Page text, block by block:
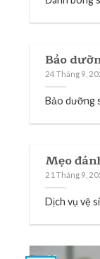
Bảo
24 Tháng 9,
Bảo dưỡng
Mẹo
21 Tháng 9,
Dịch vụ vệ